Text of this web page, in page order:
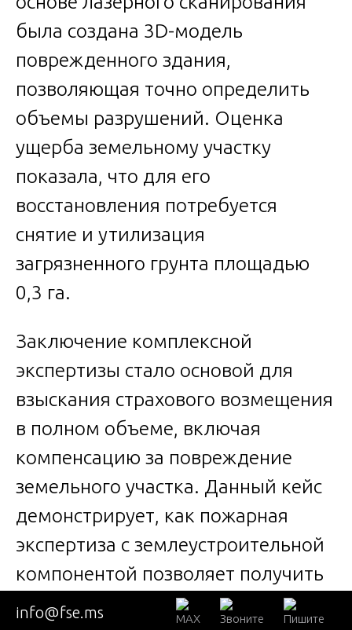
была создана 3D-модель
поврежденного здания,
позволяющая точно определить
объемы разрушений. Оценка
ущерба земельному участку
показала, что для его
восстановления потребуется
снятие и утилизация
загрязненного грунта площадью
0,3 га.
Заключение комплексной
экспертизы стало основой для
взыскания страхового возмещения
в полном объеме, включая
компенсацию за повреждение
земельного участка. Данный кейс
демонстрирует, как пожарная
экспертиза с землеустроительной
компонентой позволяет получить
полную картину ущерба и
info@fse.ms